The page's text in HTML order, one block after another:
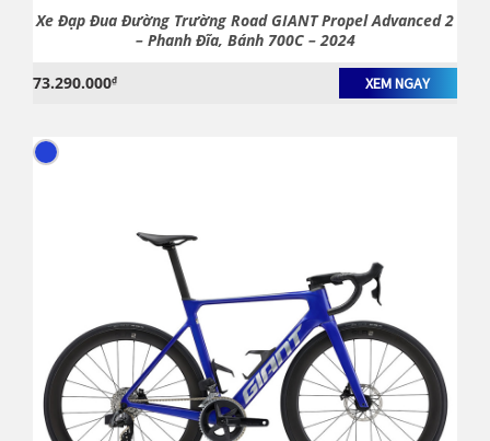
Xe Đạp Đua Đường Trường Road GIANT Propel Advanced 2
– Phanh Đĩa, Bánh 700C – 2024
73.290.000₫ XEM NGAY